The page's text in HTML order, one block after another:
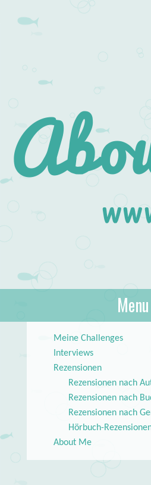
Aboutlilstar.de
Menu
Meine Challenges
Interviews
Rezensionen
Rezensionen nach
Rezensionen nach
Rezensionen nach
Hörbuch-
About Me